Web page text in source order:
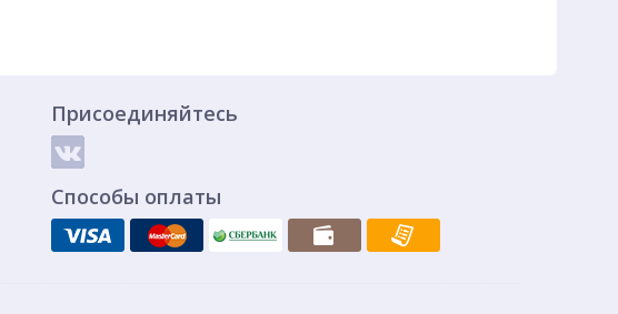
Присоединяйтесь
Способы оплаты